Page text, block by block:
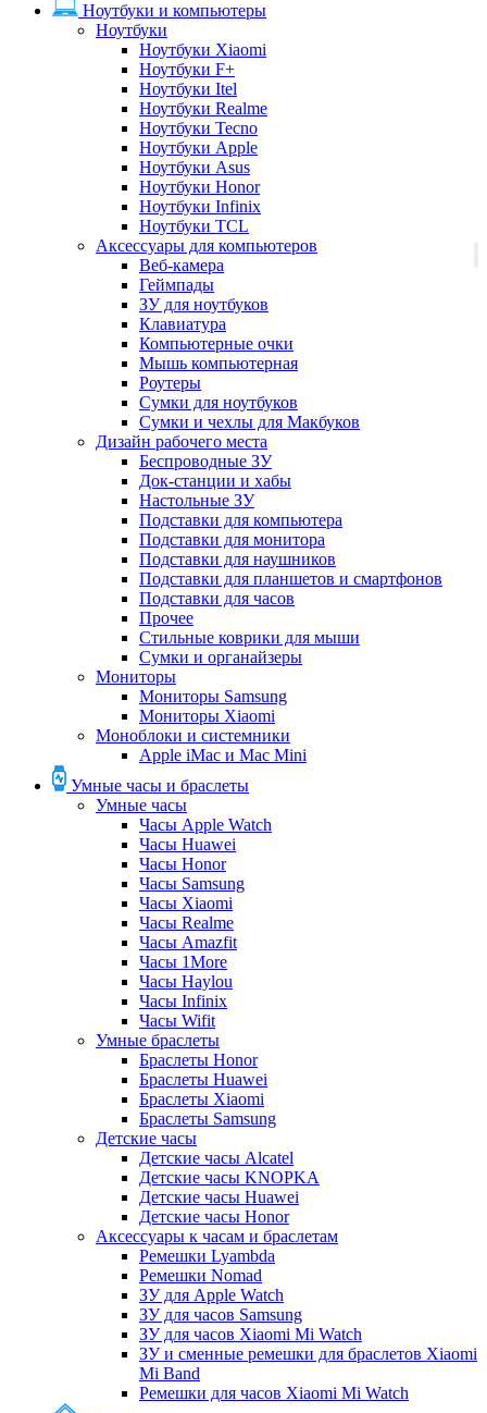
Ноутбуки и компьютеры
Ноутбуки
Ноутбуки Xiaomi
Ноутбуки F+
Ноутбуки Itel
Ноутбуки Realme
Ноутбуки Tecno
Ноутбуки Apple
Ноутбуки Asus
Ноутбуки Honor
Ноутбуки Infinix
Ноутбуки TCL
Аксессуары для компьютеров
Веб-камера
Геймпады
ЗУ для ноутбуков
Клавиатура
Компьютерные очки
Мышь компьютерная
Роутеры
Сумки для ноутбуков
Сумки и чехлы для Макбуков
Дизайн рабочего места
Беспроводные ЗУ
Док-станции и хабы
Настольные ЗУ
Подставки для компьютера
Подставки для монитора
Подставки для наушников
Подставки для планшетов и смартфонов
Подставки для часов
Прочее
Стильные коврики для мыши
Сумки и органайзеры
Мониторы
Мониторы Samsung
Мониторы Xiaomi
Моноблоки и системники
Apple iMac и Mac Mini
Умные часы и браслеты
Умные часы
Часы Apple Watch
Часы Huawei
Часы Honor
Часы Samsung
Часы Xiaomi
Часы Realme
Часы Amazfit
Часы 1More
Часы Haylou
Часы Infinix
Часы Wifit
Умные браслеты
Браслеты Honor
Браслеты Huawei
Браслеты Xiaomi
Браслеты Samsung
Детские часы
Детские часы Alcatel
Детские часы KNOPKA
Детские часы Huawei
Детские часы Honor
Аксессуары к часам и браслетам
Ремешки Lyambda
Ремешки Nomad
ЗУ для Apple Watch
ЗУ для часов Samsung
ЗУ для часов Xiaomi Mi Watch
ЗУ и сменные ремешки для браслетов Xiaomi
Mi Band
Ремешки для часов Xiaomi Mi Watch